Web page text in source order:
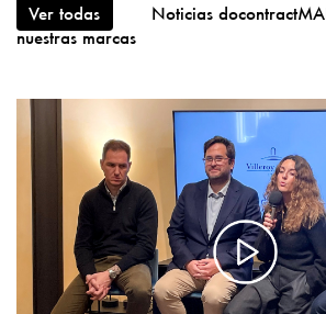
Ver todas Noticias
nuestras marcas